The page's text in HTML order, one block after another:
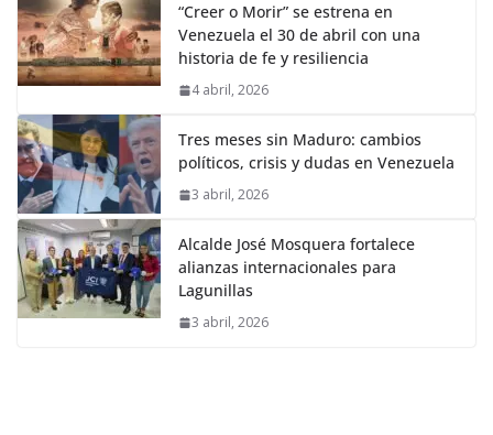
“Creer o Morir” se estrena en
Venezuela el 30 de abril con una
historia de fe y resiliencia
4 abril, 2026
Tres meses sin Maduro: cambios
políticos, crisis y dudas en Venezuela
3 abril, 2026
Alcalde José Mosquera fortalece
alianzas internacionales para
Lagunillas
3 abril, 2026